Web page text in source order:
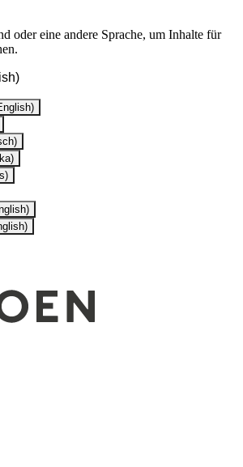
oder eine andere Sprache, um Inhalte für